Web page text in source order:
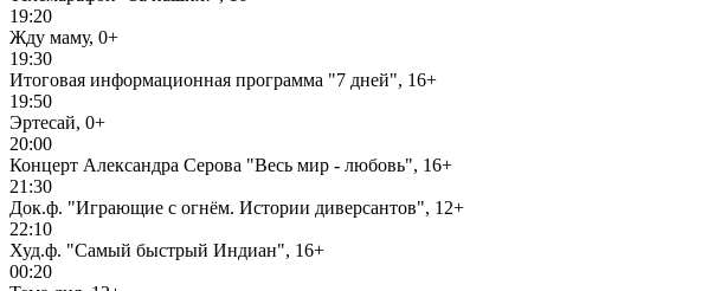
19:20
Жду маму, 0+
19:30
Итоговая информационная программа "7 дней", 16+
19:50
Эртесай, 0+
20:00
Концерт Александра Серова "Весь мир - любовь", 16+
21:30
Док.ф. "Играющие с огнём. Истории диверсантов", 12+
22:10
Худ.ф. "Самый быстрый Индиан", 16+
00:20